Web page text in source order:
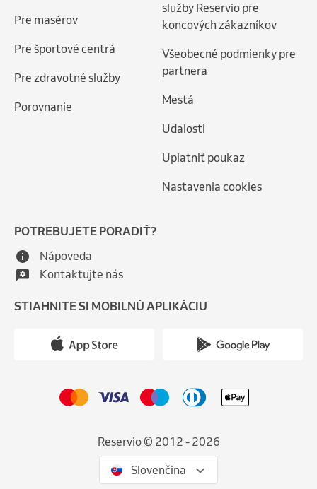
Pre masérov
Pre športové centrá
Pre zdravotné služby
Porovnanie
služby Reservio pre
koncových zákazníkov
Všeobecné podmienky pre
partnera
Mestá
Udalosti
Uplatniť poukaz
Nastavenia cookies
POTREBUJETE PORADIŤ?
Nápoveda
Kontaktujte nás
STIAHNITE SI MOBILNÚ APLIKÁCIU
Reservio © 2012 - 2026
Slovenčina